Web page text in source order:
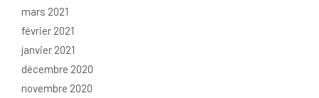
mars 2021
février 2021
janvier 2021
décembre 2020
novembre 2020